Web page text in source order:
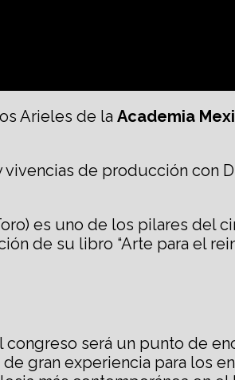
Arieles de la Academia
de producción con
es uno de los pilares del
de su libro “Arte para el
será un punto de
gran experiencia para los